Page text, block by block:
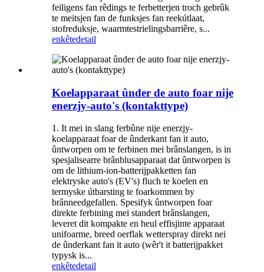
feiligens fan rêdings te ferbetterjen troch gebrûk
te meitsjen fan de funksjes fan reekútlaat,
stofreduksje, waarmtestrielingsbarriêre, s...
enkêtedetail
Koelapparaat ûnder de auto foar nije
enerzjy-auto's (kontakttype)
1. It mei in slang ferbûne nije enerzjy-
koelapparaat foar de ûnderkant fan it auto,
ûntworpen om te ferbinen mei brânslangen, is in
spesjalisearre brânblusapparaat dat ûntworpen is
om de lithium-ion-batterijpakketten fan
elektryske auto's (EV's) fluch te koelen en
termyske útbarsting te foarkommen by
brânneedgefallen. Spesifyk ûntworpen foar
direkte ferbining mei standert brânslangen,
leveret dit kompakte en heul effisjinte apparaat
unifoarme, breed oerflak wetterspray direkt nei
de ûnderkant fan it auto (wêr't it batterijpakket
typysk is...
enkêtedetail